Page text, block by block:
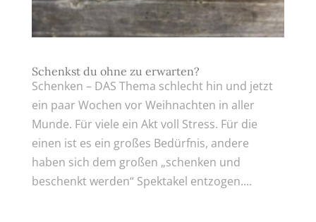
Schenkst du ohne zu erwarten?
Schenken – DAS Thema schlecht hin und jetzt
ein paar Wochen vor Weihnachten in aller
Munde. Für viele ein Akt voll Stress. Für die
einen ist es ein großes Bedürfnis, andere
haben sich dem großen „schenken und
beschenkt werden“ Spektakel entzogen....